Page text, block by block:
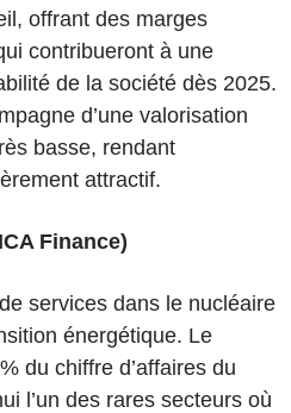
offrant des marges
contribueront à une
de la société dès 2025.
d’une valorisation
basse, rendant
attractif.
Finance)
services dans le nucléaire
énergétique. Le
du chiffre d’affaires du
l’un des rares secteurs où